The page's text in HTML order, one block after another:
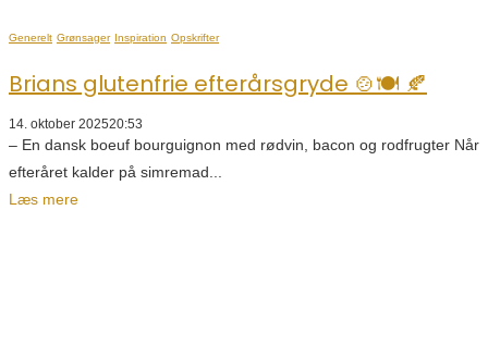
Generelt Grønsager Inspiration Opskrifter
Brians glutenfrie efterårsgryde 🍲🍽️ 🍂
14. oktober 202520:53
– En dansk boeuf bourguignon med rødvin, bacon og rodfrugter Når
efteråret kalder på simremad...
Læs mere